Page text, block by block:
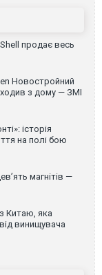
продає весь
Новостройний
з дому — ЗМІ
історія
на полі бою
магнітів —
Китаю, яка
винищувача